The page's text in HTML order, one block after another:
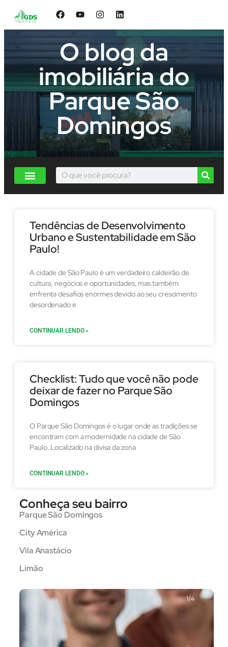
O blog da
imobiliária do
Parque São
Domingos
Tendências de Desenvolvimento
Urbano e Sustentabilidade em São
Paulo!
A cidade de São Paulo é um verdadeiro caldeirão de
cultura, negócios e oportunidades, mas também
enfrenta desafios enormes devido ao seu crescimento
desordenado e
CONTINUAR LENDO »
Checklist: Tudo que você não pode
deixar de fazer no Parque São
Domingos
O Parque São Domingos é o lugar onde as tradições se
encontram com a modernidade na cidade de São
Paulo. Localizado na divisa da zona
CONTINUAR LENDO »
Conheça seu bairro
Parque São Domingos
City América
Vila Anastácio
Limão